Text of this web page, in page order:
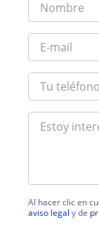
Al hacer clic en
aviso legal y de